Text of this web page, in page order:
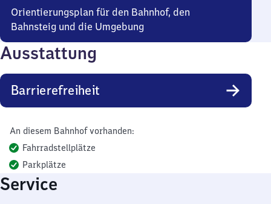
Orientierungsplan für den Bahnhof, den
Bahnsteig und die Umgebung
Ausstattung
Barrierefreiheit
An diesem Bahnhof vorhanden:
Fahrradstellplätze
Parkplätze
Service